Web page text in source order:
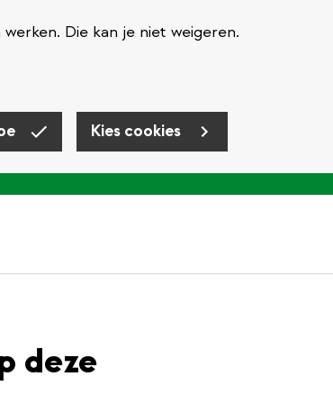
Die kan je niet weigeren.
Kies cookies
deze